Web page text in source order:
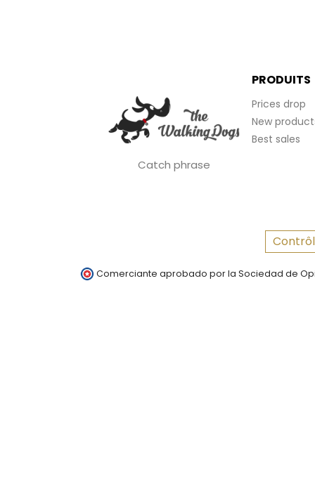
Catch phrase
PRODUITS
Prices drop
New
Best sales
Comerciante aprobado por la Sociedad de